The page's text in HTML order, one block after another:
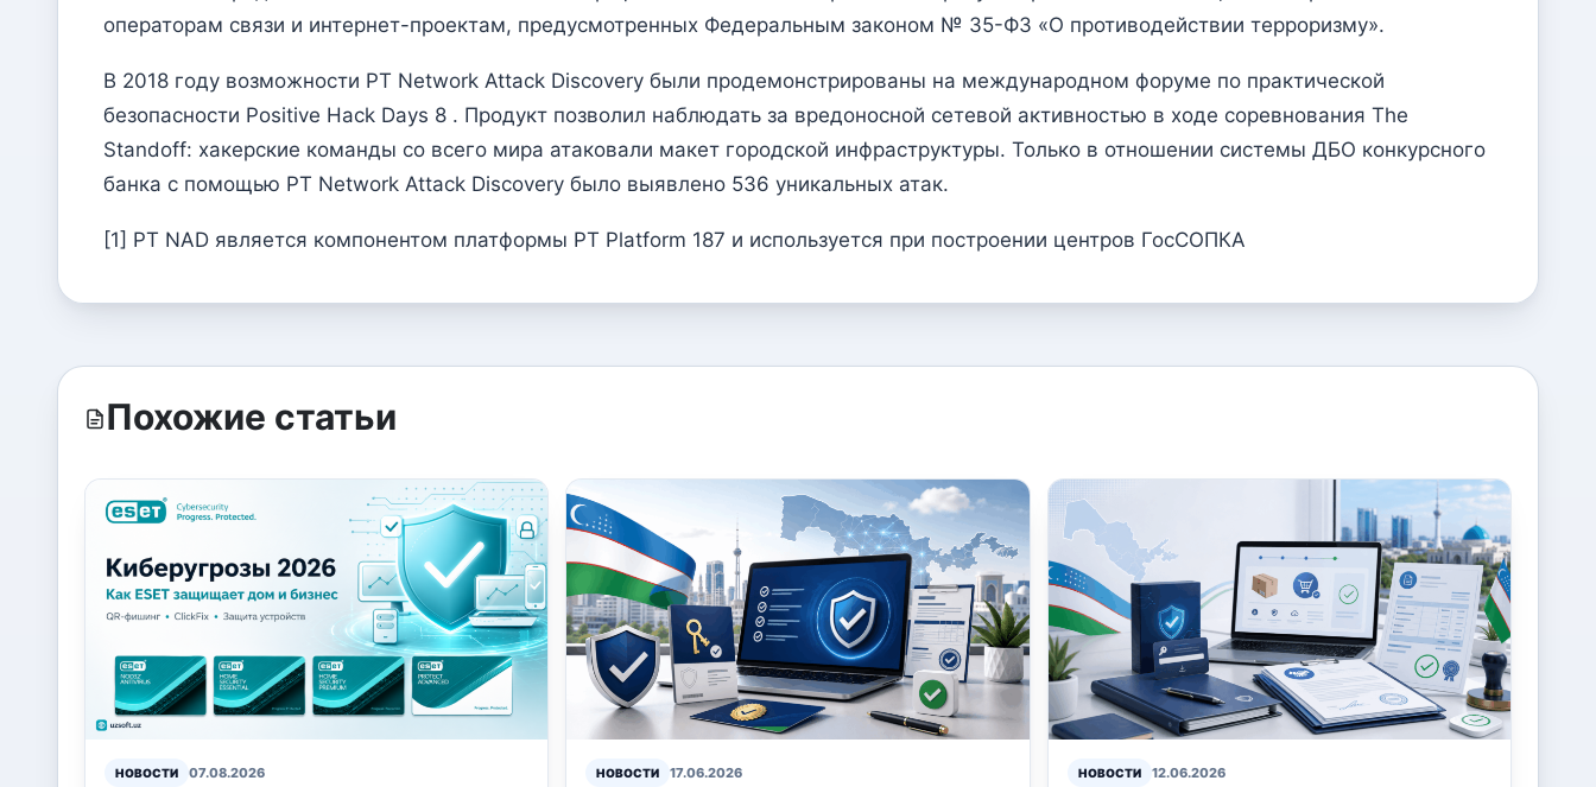
операторам связи и интернет-проектам, предусмотренных Федеральным законом № 35-ФЗ «О противодействии терроризму».
В 2018 году возможности PT Network Attack Discovery были продемонстрированы на международном форуме по практической
безопасности Positive Hack Days 8 . Продукт позволил наблюдать за вредоносной сетевой активностью в ходе соревнования The
Standoff: хакерские команды со всего мира атаковали макет городской инфраструктуры. Только в отношении системы ДБО конкурсного
банка с помощью PT Network Attack Discovery было выявлено 536 уникальных атак.
[1] PT NAD является компонентом платформы PT Platform 187 и используется при построении центров ГосСОПКА
Похожие статьи
НОВОСТИ 07.08.2026 НОВОСТИ 17.06.2026 НОВОСТИ 12.06.2026